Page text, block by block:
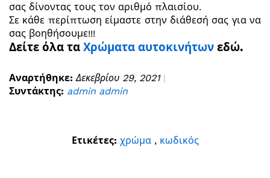
σας δίνοντας τους τον αριθμό πλαισίου.
Σε κάθε περίπτωση είμαστε στην διάθεσή σας για να
σας βοηθήσουμε!!!
Δείτε όλα τα Χρώματα αυτοκινήτων εδώ.
Αναρτήθηκε: Δεκεβρίου 29, 2021
Συντάκτης: admin admin
Ετικέτες: χρώμα , κωδικός